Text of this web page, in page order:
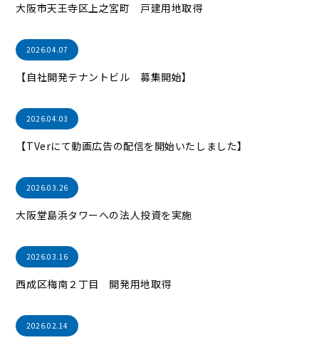
大阪市天王寺区上之宮町 戸建用地取得
2026.04.07
【自社開発テナントビル 募集開始】
2026.04.03
【TVerにて動画広告の配信を開始いたしました】
2026.03.26
大阪堂島浜タワーへの法人投資を実施
2026.03.16
西成区梅南２丁目 開発用地取得
2026.02.14